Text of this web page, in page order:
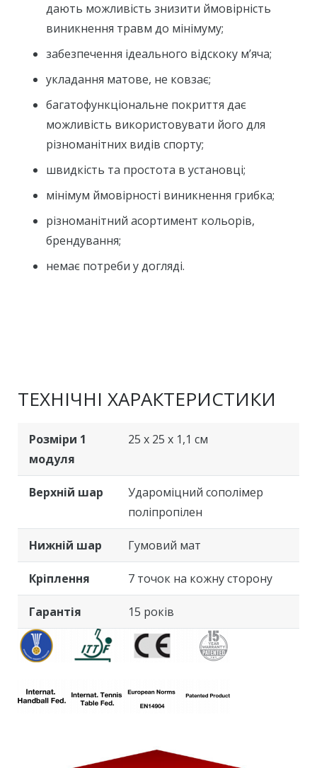
дають можливість знизити ймовірність
виникнення травм до мінімуму;
забезпечення ідеального відскоку м’яча;
укладання матове, не ковзає;
багатофункціональне покриття дає
можливість використовувати його для
різноманітних видів спорту;
швидкість та простота в установці;
мінімум ймовірності виникнення грибка;
різноманітний асортимент кольорів,
брендування;
немає потреби у догляді.
ТЕХНІЧНІ ХАРАКТЕРИСТИКИ
Розміри 1
модуля
25 x 25 x 1,1 см
Верхній шар
Удароміцний сополімер
поліпропілен
Нижній шар Гумовий мат
Кріплення 7 точок на кожну сторону
Гарантія 15 років